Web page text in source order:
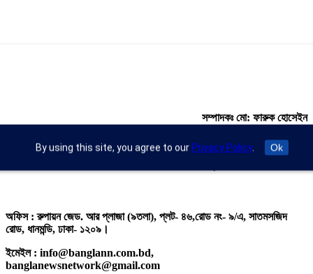
সম্পাদকঃ মো: ফারুক হোসেইন
এক্সিকিউটিভ এডিটরঃ ড. আব্দুর রহিম খান
অফিস : রুপায়ন জেড. আর প্লাজা (৯তলা), প্লট- ৪৬,রোড নং- ৯/এ, সাতমসজিদ
রোড, ধানমন্ডি, ঢাকা- ১২০৯।
ইমেইল : info@banglann.com.bd,
banglanewsnetwork@gmail.com
By using this site, you agree to our Privacy Policy. Ok